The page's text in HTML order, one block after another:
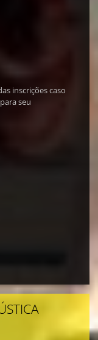
inscrições caso
seu